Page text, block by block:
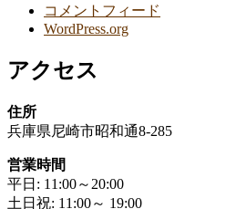
コメントフィード
WordPress.org
アクセス
住所
兵庫県尼崎市昭和通8-285
営業時間
平日: 11:00～20:00
土日祝: 11:00～ 19:00